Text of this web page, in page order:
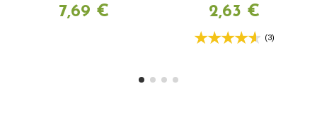
7,69 € 2,63 €
(3)